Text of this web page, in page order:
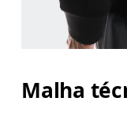
Malha